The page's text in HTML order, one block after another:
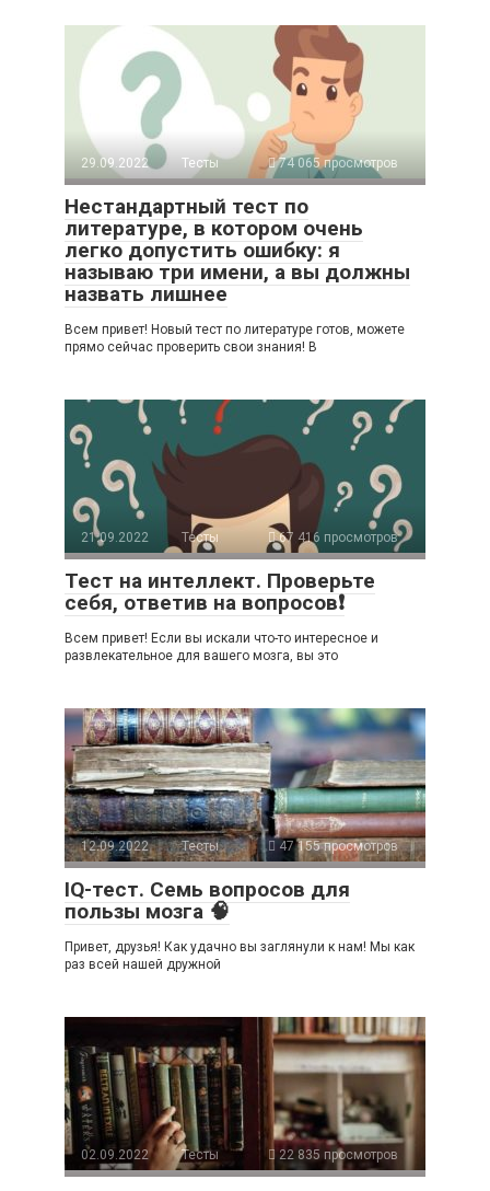
29.09.2022 Тесты 74 065 просмотров
Нестандартный тест по
литературе, в котором очень
легко допустить ошибку: я
называю три имени, а вы должны
назвать лишнее
Всем привет! Новый тест по литературе готов, можете
прямо сейчас проверить свои знания! В
21.09.2022 Тесты 67 416 просмотров
Тест на интеллект. Проверьте
себя, ответив на вопросов❗
Всем привет! Если вы искали что-то интересное и
развлекательное для вашего мозга, вы это
12.09.2022 Тесты 47 155 просмотров
IQ-тест. Семь вопросов для
пользы мозга 🧠
Привет, друзья! Как удачно вы заглянули к нам! Мы как
раз всей нашей дружной
02.09.2022 Тесты 22 835 просмотров